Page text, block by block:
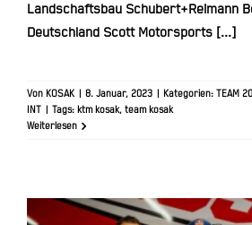
Landschaftsbau Schubert+Reimann
Deutschland Scott Motorsports [...]
Von KOSAK 8. Januar, 2023 Kategorien: TEAM
INT
Tags: ktm kosak, team kosak
Weiterlesen